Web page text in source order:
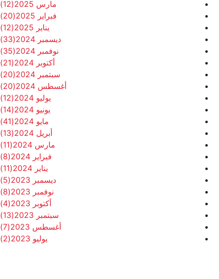
مارس 2025
(12)
فبراير 2025
(20)
يناير 2025
(12)
ديسمبر 2024
(33)
نوفمبر 2024
(35)
أكتوبر 2024
(21)
سبتمبر 2024
(20)
أغسطس 2024
(20)
يوليو 2024
(12)
يونيو 2024
(14)
مايو 2024
(41)
أبريل 2024
(13)
مارس 2024
(11)
فبراير 2024
(8)
يناير 2024
(11)
ديسمبر 2023
(5)
نوفمبر 2023
(8)
أكتوبر 2023
(4)
سبتمبر 2023
(13)
أغسطس 2023
(7)
يوليو 2023
(2)